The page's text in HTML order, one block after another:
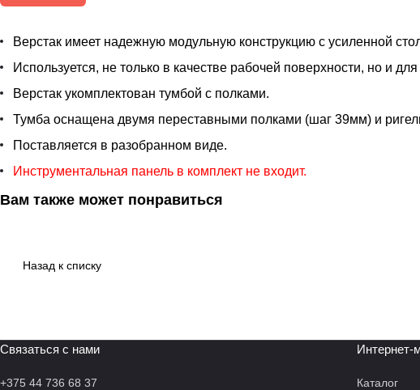
Верстак имеет надежную модульную конструкцию с усиленной
Используется, не только в качестве рабочей поверхности, но и
Верстак укомплектован тумбой с полками.
Тумба оснащена двумя переставными полками (шаг 39мм) и
Поставляется в разобранном виде.
Инструментальная панель в комплект не входит.
Вам также может понравиться
Назад к списку
Связаться с нами
+375 44 736 68 37
Интернет-
Каталог